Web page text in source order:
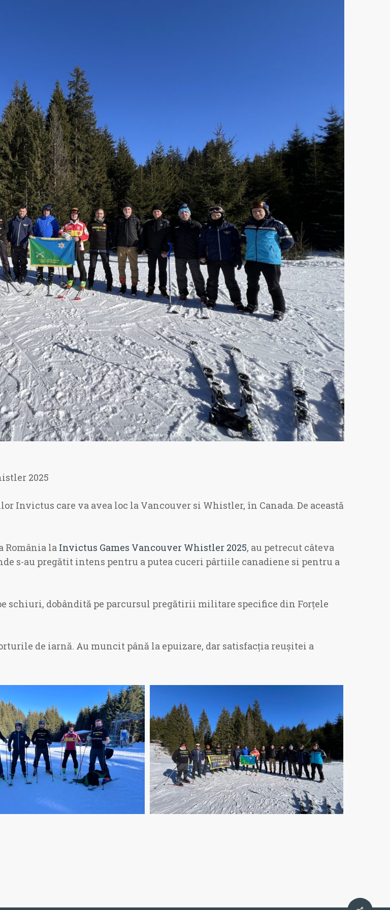
2025
Invictus care va avea loc la Vancouver si Whistler, în Canada. De această
România la Invictus Games Vancouver Whistler 2025, au petrecut câteva
s-au pregătit intens pentru a putea cuceri pârtiile canadiene si pentru a
schiuri, dobândită pe parcursul pregătirii militare specifice din Forțele
de iarnă. Au muncit până la epuizare, dar satisfacția reușitei a